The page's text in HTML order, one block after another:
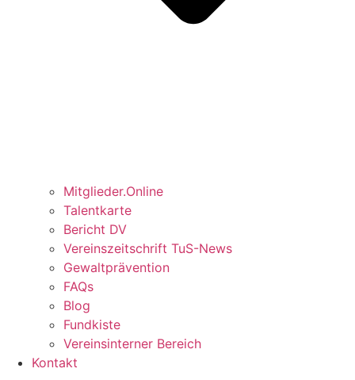
Mitglieder.Online
Talentkarte
Bericht DV
Vereinszeitschrift TuS-News
Gewaltprävention
FAQs
Blog
Fundkiste
Vereinsinterner Bereich
Kontakt